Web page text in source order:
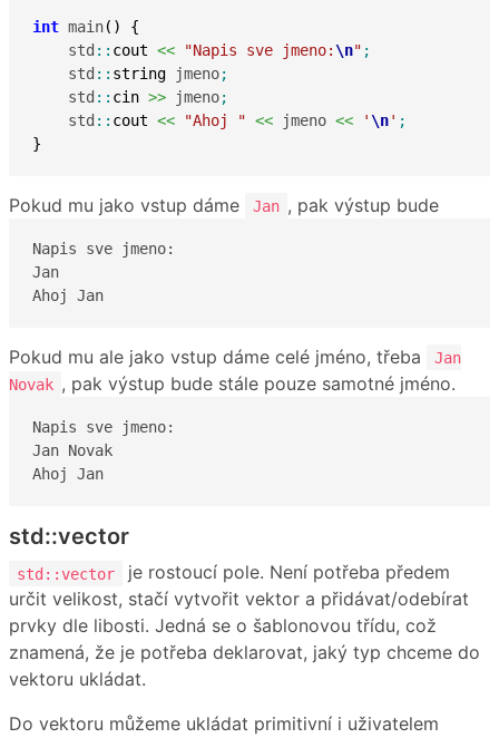
int main( )
{
    std
:: cout << "Napis sve jmeno: \n" ;
    std
:: string jmeno;
    std
:: cin >> jmeno;
    std
:: cout << "Ahoj " << jmeno << ' \n' ;
}
Pokud mu jako vstup dáme Jan , pak výstup bude
Napis sve jmeno:
Jan
Ahoj Jan
Pokud mu ale jako vstup dáme celé jméno, třeba
Jan
Novak , pak výstup bude stále pouze samotné jméno.
Napis sve jmeno:
Jan Novak
Ahoj Jan
std::vector
std::vector
je rostoucí pole. Není potřeba předem
určit velikost, stačí vytvořit vektor a přidávat/odebírat
prvky dle libosti. Jedná se o šablonovou třídu, což
znamená, že je potřeba deklarovat, jaký typ chceme do
vektoru ukládat.
Do vektoru můžeme ukládat primitivní i uživatelem